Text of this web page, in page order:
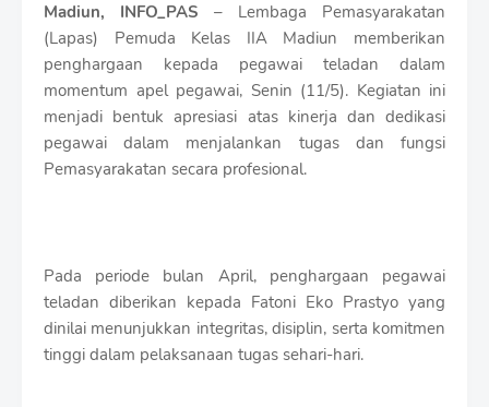
Madiun, INFO_PAS – Lembaga Pemasyarakatan
(Lapas) Pemuda Kelas IIA Madiun memberikan
penghargaan kepada pegawai teladan dalam
momentum apel pegawai, Senin (11/5). Kegiatan ini
menjadi bentuk apresiasi atas kinerja dan dedikasi
pegawai dalam menjalankan tugas dan fungsi
Pemasyarakatan secara profesional.
Pada periode bulan April, penghargaan pegawai
teladan diberikan kepada Fatoni Eko Prastyo yang
dinilai menunjukkan integritas, disiplin, serta komitmen
tinggi dalam pelaksanaan tugas sehari-hari.
g
n
W
i
t
h
S
h
r
e
m
p
l
a